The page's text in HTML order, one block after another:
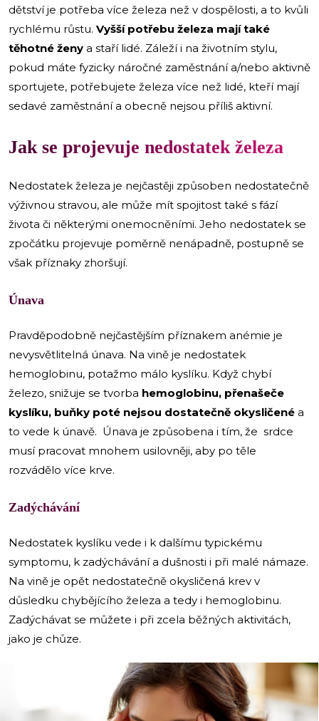
dětství je potřeba více železa než v dospělosti, a to kvůli
rychlému růstu. Vyšší potřebu železa mají také
těhotné ženy a staří lidé. Záleží i na životním stylu,
pokud máte fyzicky náročné zaměstnání a/nebo aktivně
sportujete, potřebujete železa více než lidé, kteří mají
sedavé zaměstnání a obecně nejsou příliš aktivní.
Jak se projevuje nedostatek železa
Nedostatek železa je nejčastěji způsoben nedostatečně
výživnou stravou, ale může mít spojitost také s fází
života či některými onemocněními. Jeho nedostatek se
zpočátku projevuje poměrně nenápadně, postupně se
však příznaky zhoršují.
Únava
Pravděpodobně nejčastějším příznakem anémie je
nevysvětlitelná únava. Na vině je nedostatek
hemoglobinu, potažmo málo kyslíku. Když chybí
železo, snižuje se tvorba hemoglobinu, přenašeče
kyslíku, buňky poté nejsou dostatečně okysličené a
to vede k únavě. Únava je způsobena i tím, že srdce
musí pracovat mnohem usilovněji, aby po těle
rozvádělo více krve.
Zadýchávání
Nedostatek kyslíku vede i k dalšímu typickému
symptomu, k zadýchávání a dušnosti i při malé námaze.
Na vině je opět nedostatečně okysličená krev v
důsledku chybějícího železa a tedy i hemoglobinu.
Zadýchávat se můžete i při zcela běžných aktivitách,
jako je chůze.